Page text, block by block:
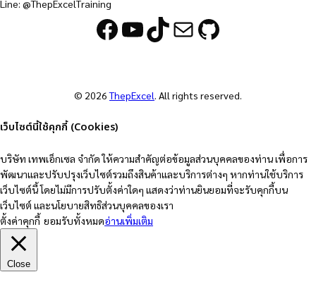
Line: @ThepExcelTraining
Facebook YouTube TikTok Mail GitHub
© 2026ThepExcel. All rights reserved.
เว็บไซต์นี้ใช้คุกกี้ (Cookies)
บริษัท เทพเอ็กเซล จำกัด ให้ความสำคัญต่อข้อมูลส่วนบุคคลของท่าน เพื่อการ
พัฒนาและปรับปรุงเว็บไซต์รวมถึงสินค้าและบริการต่างๆ หากท่านใช้บริการ
เว็บไซต์นี้ โดยไม่มีการปรับตั้งค่าใดๆ แสดงว่าท่านยินยอมที่จะรับคุกกี้บน
เว็บไซต์ และนโยบายสิทธิส่วนบุคคลของเรา
ตั้งค่าคุกกี้ ยอมรับทั้งหมดอ่านเพิ่มเติม
Close